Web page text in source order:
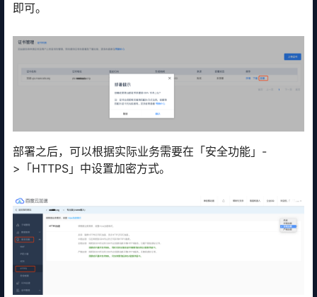
即可。
部署之后，可以根据实际业务需要在「安全功能」-
>「HTTPS」中设置加密方式。